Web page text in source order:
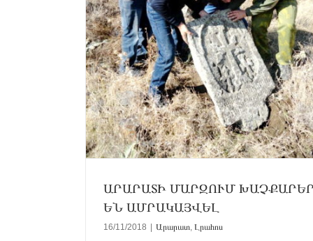
ԱՐԱՐԱՏԻ ՄԱՐԶՈՒՄ
ԵՆ ԱՄՐԱԿԱՅՎԵԼ
16/11/2018 | Արարատ Լրահոս